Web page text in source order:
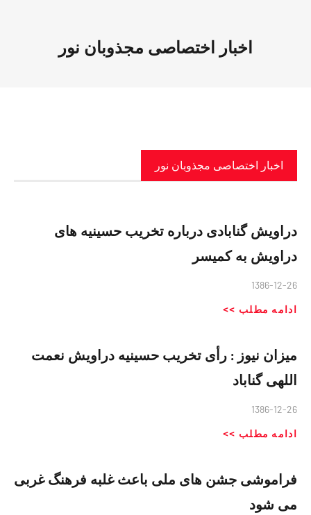
اخبار اختصاصی مجذوبان نور
اخبار اختصاصی مجذوبان نور
دراويش گنابادی درباره تخريب حسينيه های
دراويش به کميسر
1386-12-26
ادامه مطلب >>
ميزان نيوز : رأی تخریب حسینیه دراویش نعمت
اللهی گناباد
1386-12-26
ادامه مطلب >>
فراموشی جشن های ملی باعث غلبه فرهنگ غربی
می شود